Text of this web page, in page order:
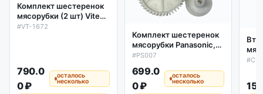
Комплект шестеренок
мясорубки (2 шт) Vitek,
Bork, Rolsen VT-1672
#VT-1672
790.0
0 ₽
осталось
несколько
Комплект шестеренок
мясорубки Panasonic,
Elenberg, Rolsen, Supra
#PS007
699.0
0 ₽
осталось
несколько